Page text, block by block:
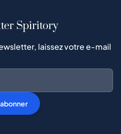
Spiritory
laissez votre e-mail